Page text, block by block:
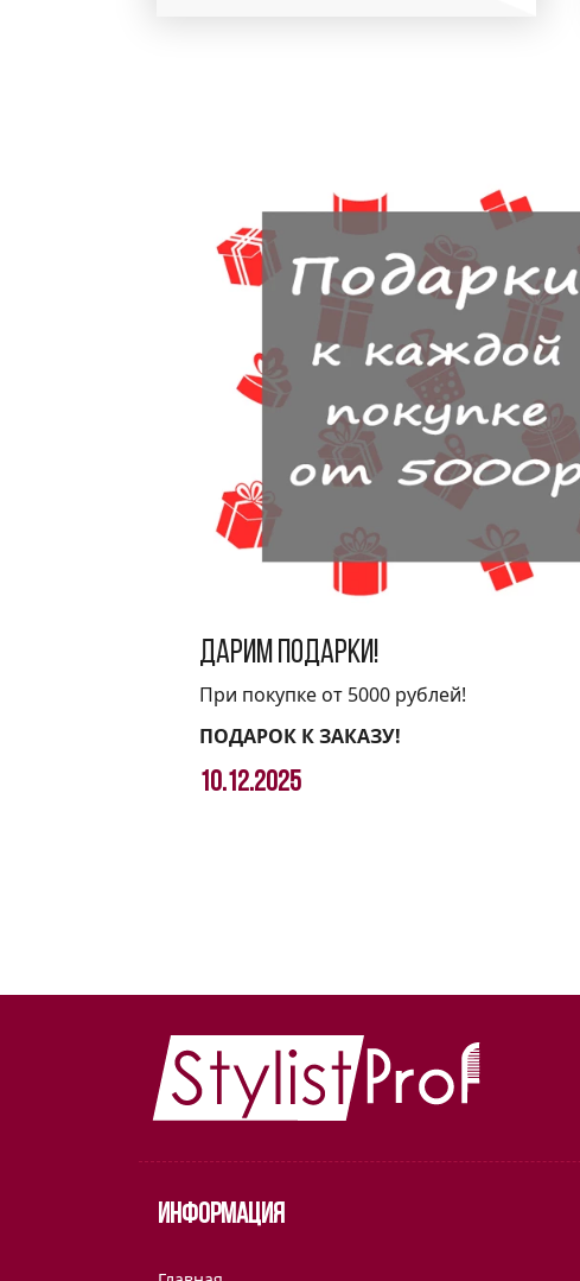
Дарим подарки!
При покупке от 5000 рублей!
ПОДАРОК К ЗАКАЗУ!
10.12.2025
Информация